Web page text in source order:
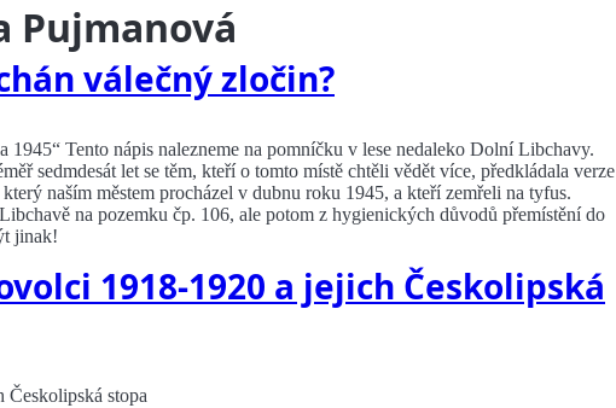
Pujmanová
válečný zločin?
1945“ Tento nápis nalezneme na pomníčku v lese nedaleko Dolní Libchavy.
sedmdesát let se těm, kteří o tomto místě chtěli vědět více, předkládala verze
naším městem procházel v dubnu roku 1945, a kteří zemřeli na tyfus.
na pozemku čp. 106, ale potom z hygienických důvodů přemístění do
jinak!
1918-1920 a jejich Českolipská
Českolipská stopa